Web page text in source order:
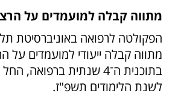
מתווה קבלה למועמדים על
הפקולטה לרפואה באוניברסיטת
מתווה קבלה ייעודי למועמדים על
בתוכנית ה־4 שנתית ברפואה,
לשנת הלימודים תשפ"ז.